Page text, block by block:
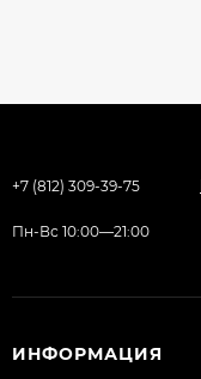
+7 (812) 309-39-75
Пн-Вс 10:00—21:00
ИНФОРМАЦИЯ